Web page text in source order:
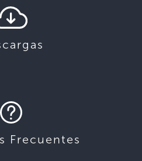
Frecuentes